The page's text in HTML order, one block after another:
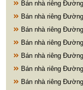
Bán nhà riêng
Bán nhà riêng
Bán nhà riêng
Bán nhà riêng
Bán nhà riêng
Bán nhà riêng
Bán nhà riêng